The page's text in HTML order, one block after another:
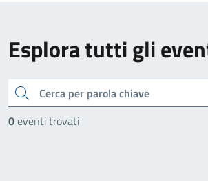
Esplora tutti gli
cerca
0eventi trovati